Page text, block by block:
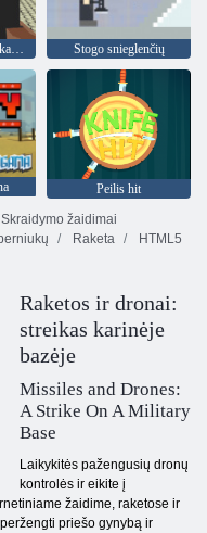
Blocky gangsteris karybos Stogo snieglenčių
Peilis hit
Skraidymo žaidimai
Raketa
HTML5
Raketos ir dronai:
streikas karinėje
bazėje
Missiles and Drones:
A Strike On A Military
Base
Laikykitės pažengusių dronų
kontrolės ir eikite į
žaidime, raketose ir
priešo gynybą ir